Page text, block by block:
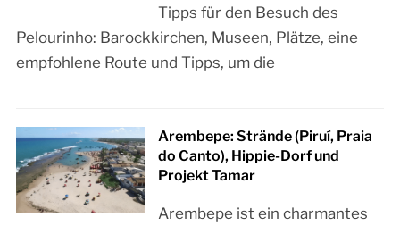
Tipps für den Besuch des
Pelourinho: Barockkirchen, Museen, Plätze, eine
empfohlene Route und Tipps, um die
Arembepe: Strände (Piruí, Praia
do Canto), Hippie-Dorf und
Projekt Tamar
Arembepe ist ein charmantes